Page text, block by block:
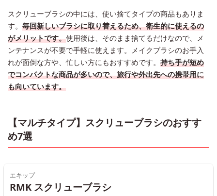
スクリューブラシの中には、使い捨てタイプの商品もありま
す。 毎回新しいブラシに取り替えるため、衛生的に使えるの
がメリットです。使用後は、そのまま捨てるだけなので、メ
ンテナンスが不要で手軽に使えます。メイクブラシのお手入
れが面倒な方や、忙しい方にもおすすめです。 持ち手が短め
でコンパクトな商品が多いので、旅行や外出先への携帯用に
も向いています。
【マルチタイプ】スクリューブラシのおすす
め7選
エキップ
RMK スクリューブラシ